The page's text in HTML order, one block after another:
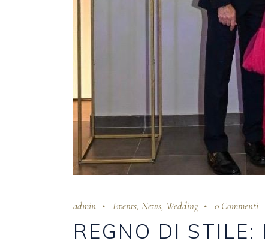
admin Events, News, Wedding 0 Commenti
REGNO DI